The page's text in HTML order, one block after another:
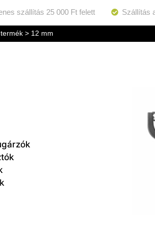
szállítás 25 000 Ft felett Szállítás
> 12 mm